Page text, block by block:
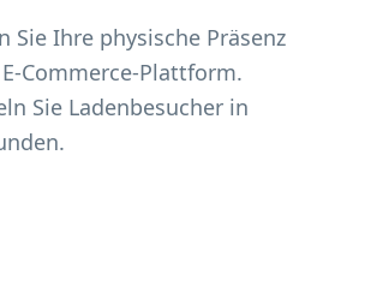
Sie Ihre physische Präsenz
Commerce-Plattform.
Sie Ladenbesucher in